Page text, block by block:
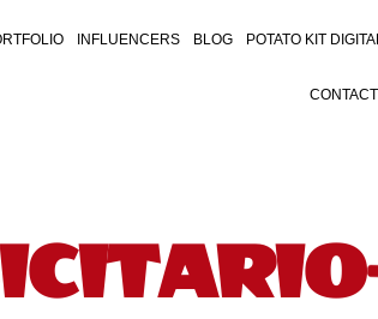
INFLUENCERS BLOG POTATO KIT